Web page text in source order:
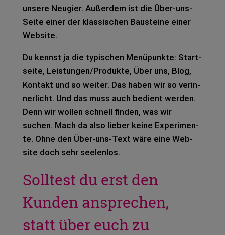
unse­re Neu­gier. Außer­dem ist die Über-uns-
Seite einer der klas­si­schen Bau­stei­ne einer
Web­site.
Du kennst ja die typi­schen Menü­punk­te: Start­
sei­te, Leistungen/Produkte, Über uns, Blog,
Kon­takt und so wei­ter. Das haben wir so ver­in­
ner­licht. Und das muss auch bedient wer­den.
Denn wir wol­len schnell fin­den, was wir
suchen. Mach da also lie­ber keine Expe­ri­men­
te. Ohne den Über-uns-Text wäre eine Web­
site doch sehr see­len­los.
Solltest du erst den
Kunden ansprechen,
statt über euch zu